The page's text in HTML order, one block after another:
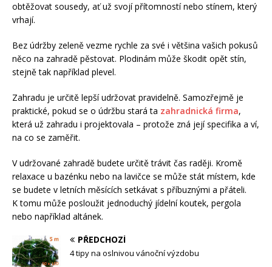
obtěžovat sousedy, ať už svojí přítomností nebo stínem, který
vrhají.
Bez údržby zeleně vezme rychle za své i většina vašich pokusů
něco na zahradě pěstovat. Plodinám může škodit opět stín,
stejně tak například plevel.
Zahradu je určitě lepší udržovat pravidelně. Samozřejmě je
praktické, pokud se o údržbu stará ta zahradnická firma,
která už zahradu i projektovala – protože zná její specifika a ví,
na co se zaměřit.
V udržované zahradě budete určitě trávit čas raději. Kromě
relaxace u bazénku nebo na lavičce se může stát místem, kde
se budete v letních měsících setkávat s příbuznými a přáteli.
K tomu může posloužit jednoduchý jídelní koutek, pergola
nebo například altánek.
PŘEDCHOZÍ
4 tipy na oslnivou vánoční výzdobu